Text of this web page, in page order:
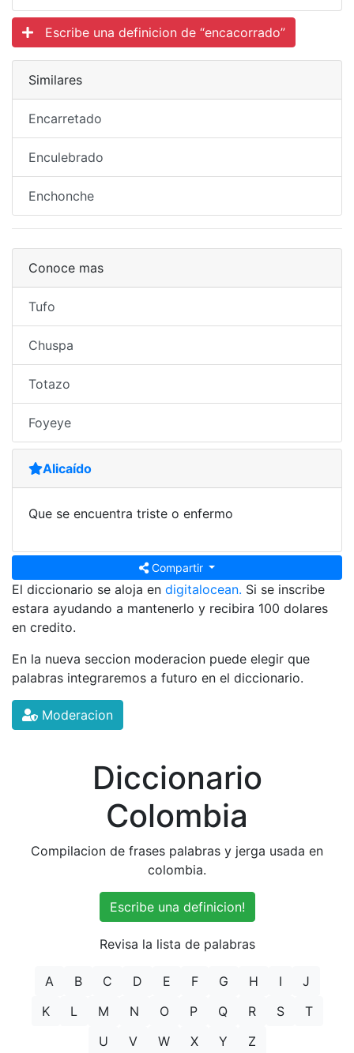
Escribe una definicion de “encacorrado”
Similares
Encarretado
Enculebrado
Enchonche
Conoce mas
Tufo
Chuspa
Totazo
Foyeye
Alicaído
Que se encuentra triste o enfermo
Compartir
El diccionario se aloja en digitalocean. Si se inscribe
estara ayudando a mantenerlo y recibira 100 dolares
en credito.
En la nueva seccion moderacion puede elegir que
palabras integraremos a futuro en el diccionario.
Moderacion
Diccionario
Colombia
Compilacion de frases palabras y jerga usada en
colombia.
Escribe una definicion!
Revisa la lista de palabras
A B C D E F G H I
J
K
L M N O P Q R S
T
U
V W X Y Z